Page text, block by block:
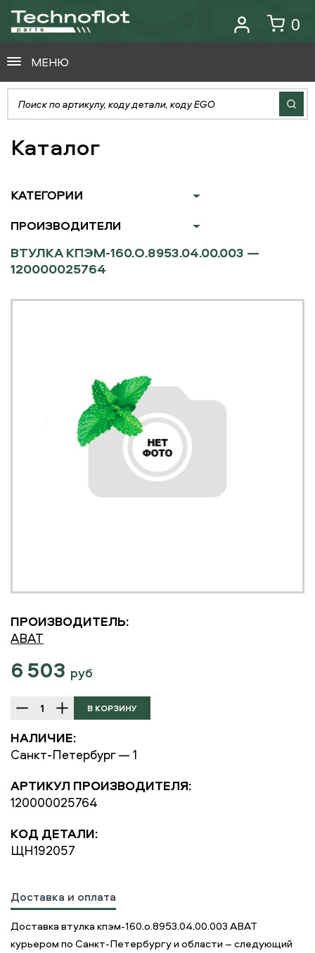
0
МЕНЮ
Каталог
КАТЕГОРИИ
ПРОИЗВОДИТЕЛИ
ВТУЛКА КПЭМ-160.О.8953.04.00.003 —
120000025764
ПРОИЗВОДИТЕЛЬ:
ABAT
6 503 руб
НАЛИЧИЕ:
Санкт-Петербург — 1
АРТИКУЛ ПРОИЗВОДИТЕЛЯ:
120000025764
КОД ДЕТАЛИ:
ЩН192057
Доставка и оплата
Доставка втулка кпэм-160.о.8953.04.00.003 ABAT
курьером по Санкт-Петербургу и области – следующий